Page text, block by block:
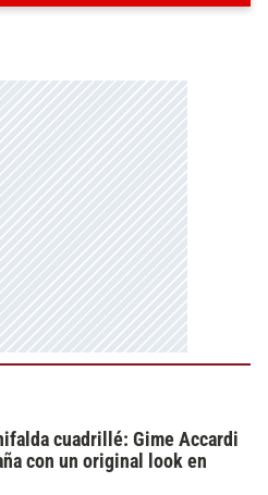
cuadrillé: Gime Accardi
con un original look en